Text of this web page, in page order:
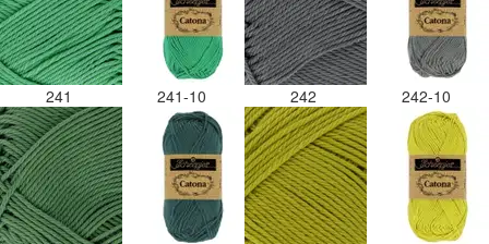
241 241-10 242 242-10